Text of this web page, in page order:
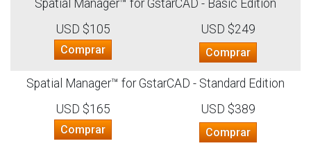
Spatial Manager™ for GstarCAD - Basic Edition
USD $105
Comprar
USD $249
Comprar
Spatial Manager™ for GstarCAD - Standard Edition
USD $165
Comprar
USD $389
Comprar